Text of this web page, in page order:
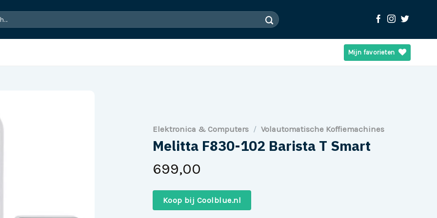
Mijn favorieten
Elektronica & Computers / Volautomatische Koffiemachines
Melitta F830-102 Barista T Smart
699,00
Koop bij Coolblue.nl